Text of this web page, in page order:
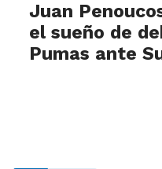
Juan
el sueño de
Pumas ante